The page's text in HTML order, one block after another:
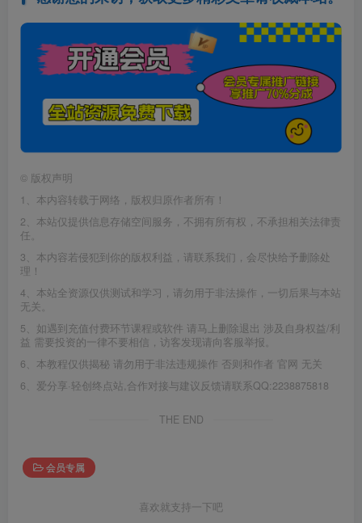
© 版权声明
1、本内容转载于网络，版权归原作者所有！
2、本站仅提供信息存储空间服务，不拥有所有权，不承担相关法律责
任。
3、本内容若侵犯到你的版权利益，请联系我们，会尽快给予删除处
理！
4、本站全资源仅供测试和学习，请勿用于非法操作，一切后果与本站
无关。
5、如遇到充值付费环节课程或软件 请马上删除退出 涉及自身权益/利
益 需要投资的一律不要相信，访客发现请向客服举报。
6、本教程仅供揭秘 请勿用于非法违规操作 否则和作者 官网 无关
6、爱分享·轻创终点站,合作对接与建议反馈请联系QQ:2238875818
THE END
会员专属
喜欢就支持一下吧